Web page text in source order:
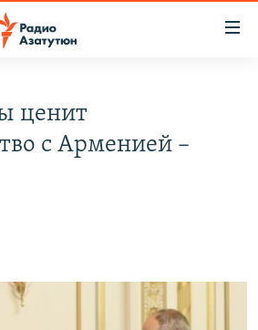
ценит
с Арменией –